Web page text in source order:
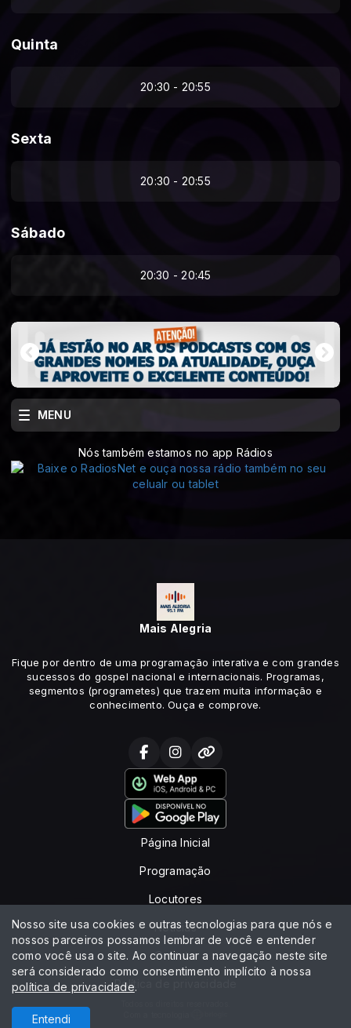
Quinta
20:30 - 20:55
Sexta
20:30 - 20:55
Sábado
20:30 - 20:45
MENU
Nós também estamos no app Rádios
Mais Alegria
Fique por dentro de uma programação interativa e com grandes
sucessos do gospel nacional e internacionais. Programas,
segmentos (programetes) que trazem muita informação e
conhecimento. Ouça e comprove.
Página Inicial
Programação
Locutores
Notícias
Contato
Política de privacidade
Nosso site usa cookies e outras tecnologias para que nós e
nossos parceiros possamos lembrar de você e entender
como você usa o site. Ao continuar a navegação neste site
será considerado como consentimento implícito à nossa
política de privacidade.
Entendi